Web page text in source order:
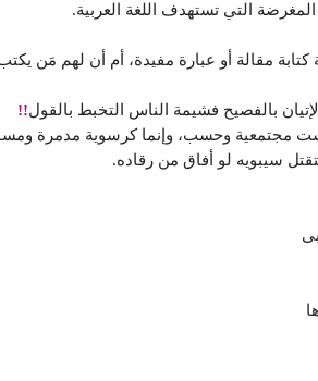
التي تستهدف اللغة العربية.
مقالة أو عبارة مفيدة، أم أن لهم مَن
بالفصيح فشيمة الناس التخبط بالقول!!
مجتمعية وحسب، وإنما كرسوية مدمرة
سيبويه لو أفاق من رقاده.